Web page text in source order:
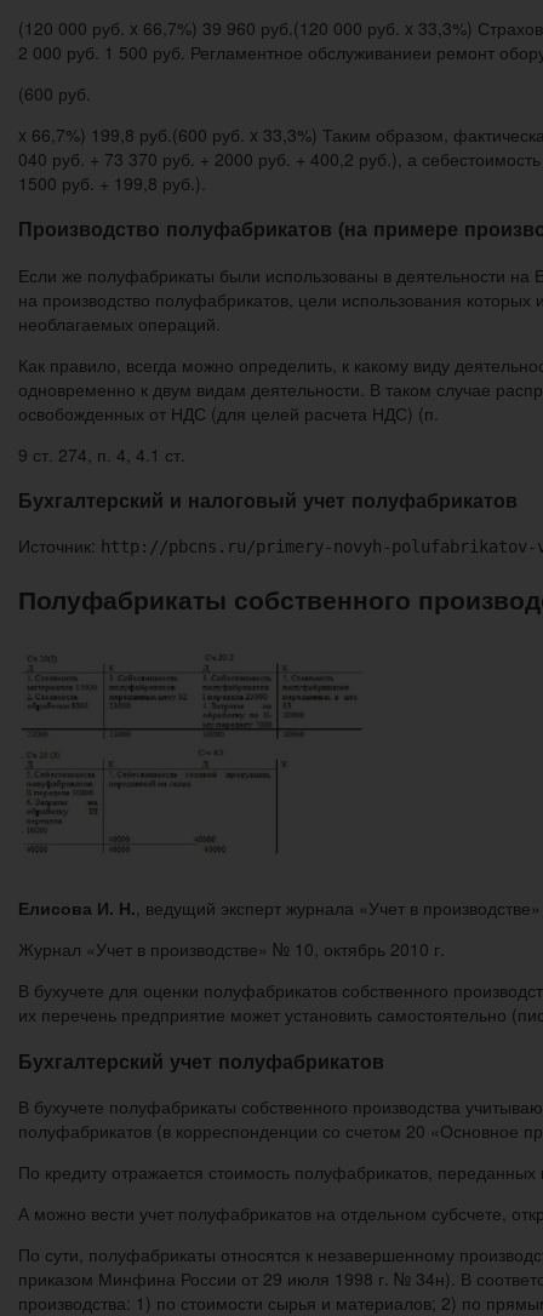
(120 000 руб. x 66,7%) 39 960 руб.(120 000 руб. x 33,3%)
2 000 руб. 1 500 руб. Регламентное обслуживаниеи ремонт
(600 руб.
x 66,7%) 199,8 руб.(600 руб. x 33,3%) Таким образом,
040 руб. + 73 370 руб. + 2000 руб. + 400,2 руб.), а
1500 руб. + 199,8 руб.).
Производство полуфабрикатов (на примере
Если же полуфабрикаты были использованы в деятельности
на производство полуфабрикатов, цели использования
необлагаемых операций.
Как правило, всегда можно определить, к какому виду
одновременно к двум видам деятельности. В таком случае
освобожденных от НДС (для целей расчета НДС) (п.
9 ст. 274, п. 4, 4.1 ст.
Бухгалтерский и налоговый учет полуфабрикатов
Источник: http://pbcns.ru/primery-novyh-polufabrikatov-
Полуфабрикаты собственного
Елисова И. Н., ведущий эксперт журнала «Учет в производстве»
Журнал «Учет в производстве» № 10, октябрь 2010 г.
В бухучете для оценки полуфабрикатов собственного
их перечень предприятие может установить самостоятельно
Бухгалтерский учет полуфабрикатов
В бухучете полуфабрикаты собственного производства
полуфабрикатов (в корреспонденции со счетом 20 «Основное
По кредиту отражается стоимость полуфабрикатов,
А можно вести учет полуфабрикатов на отдельном субсчете,
По сути, полуфабрикаты относятся к незавершенному
приказом Минфина России от 29 июля 1998 г. № 34н). В
производства: 1) по стоимости сырья и материалов; 2) по